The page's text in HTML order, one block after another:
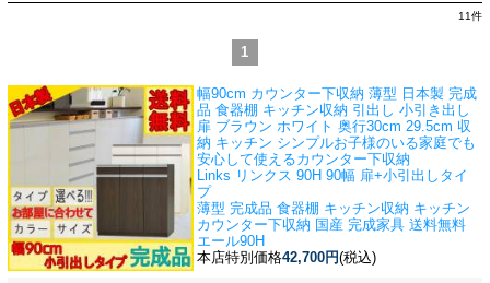
11件
1
幅90cm カウンター下収納 薄型 日本製 完成
品 食器棚 キッチン収納 引出し 小引き出し
扉 ブラウン ホワイト 奥行30cm 29.5cm 収
納 キッチン シンプルお子様のいる家庭でも
安心して使えるカウンター下収納
Links リンクス 90H 90幅 扉+小引出しタイ
プ
薄型 完成品 食器棚 キッチン収納 キッチン
カウンター下収納 国産 完成家具 送料無料
エール90H
本店特別価格42,700円(税込)